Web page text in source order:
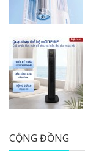
CỘNG ĐỒNG